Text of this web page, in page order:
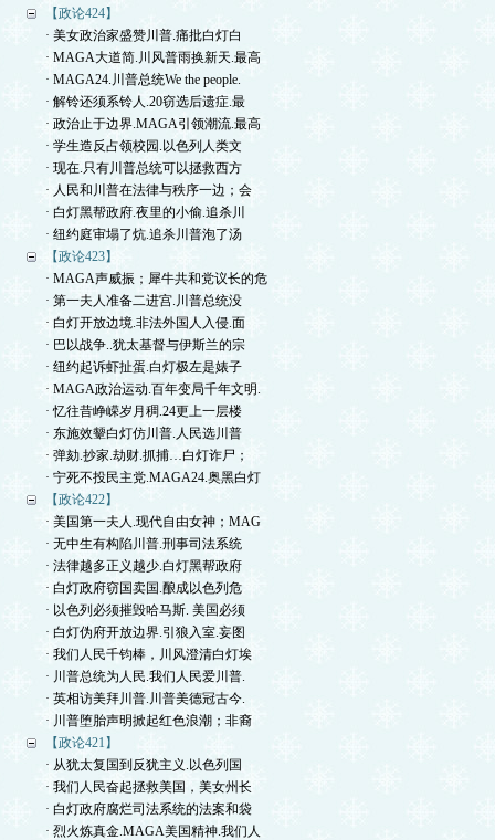
【政论424】
· 美女政治家盛赞川普.痛批白灯白
· MAGA大道简.川风普雨换新天.最高
· MAGA24.川普总统We the people.
· 解铃还须系铃人.20窃选后遗症.最
· 政治止于边界.MAGA引领潮流.最高
· 学生造反占领校园.以色列人类文
· 现在.只有川普总统可以拯救西方
· 人民和川普在法律与秩序一边；会
· 白灯黑帮政府.夜里的小偷.追杀川
· 纽约庭审塌了炕.追杀川普泡了汤
【政论423】
· MAGA声威振；犀牛共和党议长的危
· 第一夫人准备二进宫.川普总统没
· 白灯开放边境.非法外国人入侵.面
· 巴以战争..犹太基督与伊斯兰的宗
· 纽约起诉虾扯蛋.白灯极左是婊子
· MAGA政治运动.百年变局千年文明.
· 忆往昔峥嵘岁月稠.24更上一层楼
· 东施效颦白灯仿川普.人民选川普
· 弹劾.抄家.劫财.抓捕…白灯诈尸；
· 宁死不投民主党.MAGA24.奥黑白灯
【政论422】
· 美国第一夫人.现代自由女神；MAG
· 无中生有构陷川普.刑事司法系统
· 法律越多正义越少.白灯黑帮政府
· 白灯政府窃国卖国.酿成以色列危
· 以色列必须摧毁哈马斯. 美国必须
· 白灯伪府开放边界.引狼入室.妄图
· 我们人民千钧棒，川风澄清白灯埃
· 川普总统为人民.我们人民爱川普.
· 英相访美拜川普.川普美德冠古今.
· 川普堕胎声明掀起红色浪潮；非裔
【政论421】
· 从犹太复国到反犹主义.以色列国
· 我们人民奋起拯救美国，美女州长
· 白灯政府腐烂司法系统的法案和袋
· 烈火炼真金.MAGA美国精神.我们人